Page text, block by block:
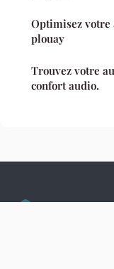
Optimisez votre
plouay
Trouvez votre
confort audio.
Culture